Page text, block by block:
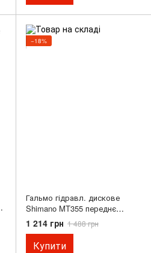
−18%
Гальмо гідравл. дискове
Shimano MT355 переднє
гідроліния 800мм, OEM
1 214 грн 1 488 грн
Купити